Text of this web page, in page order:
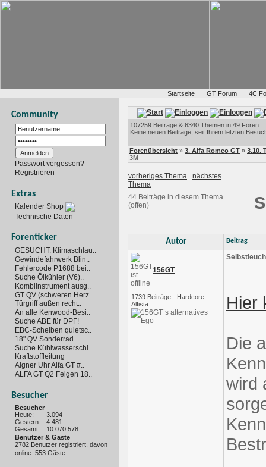
Startseite GT Forum 4C
Community
Passwort vergessen?
Registrieren
Extras
Kalender Shop
Technische Daten
Forenticker
GESUCHT: Klimaschlau..
Gewindefahrwerk Blin..
Fehlercode P1688 bei..
Suche Ölkühler (V6)..
Kombiinstrument ausg..
GT QV (schweren Herz..
Türgriff außen recht..
An alle Kenwood-Besi..
Suche ABE für DPF!
EBC-Scheiben quietsc..
18" QV Sonderrad
Suche Kühlwasserschl..
Kraftstoffleitung
Aigner Uhr Alfa GT #..
ALFA GT Q2 Felgen 18..
Besucher
Besucher
Heute:
3.094
Gestern:
4.481
Gesamt:
10.070.578
Benutzer & Gäste
2782 Benutzer registriert, davon
online: 553 Gäste
107259 Beiträge & 6340 Themen in 49 Foren
Keine neuen Beiträge, seit Ihrem letzten
Forenübersicht » 3. Alfa Romeo GT » 3.10.
3M
vorheriges Thema
nächstes
Thema
44 Beiträge in diesem Thema
(offen)
Autor Beitrag
156GT
1739 Beiträge - Hardcore -
Alfista
Hier
Die
wird